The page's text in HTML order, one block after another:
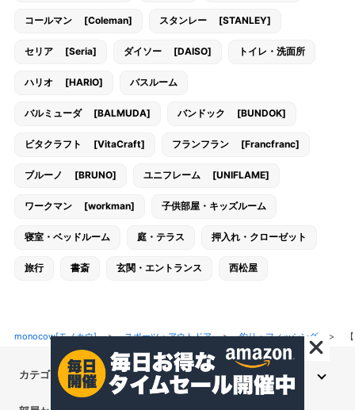
コールマン [Coleman] スタンレー [STANLEY]
セリア [Seria] ダイソー [DAISO] トイレ・洗面所
ハリオ [HARIO] バスルーム
バルミューダ [BALMUDA] バンドック [BUNDOK]
ビタクラフト [VitaCraft] フランフラン [Francfranc]
ブルーノ [BRUNO] ユニフレーム [UNIFLAME]
ワークマン [workman] 子供部屋・キッズルーム
寝室・ベッドルーム 庭・テラス 押入れ・クローゼット
旅行 書斎 玄関・エントランス 西松屋
monocow[モノカウ]>スポーツ・アウトドア>釣り・フィッシング>
カテゴリから探す
インテリア・家具 キッチン用品
生活雑貨・用品